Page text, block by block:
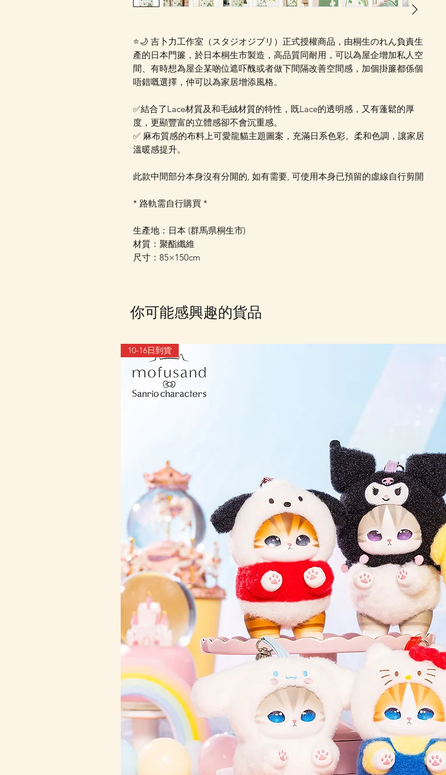
⭐🌙 吉卜力工作室（スタジオジブリ）正式授權商品，由桐生のれん負責生
產的日本門簾，於日本桐生市製造，高品質同耐用，可以為屋企增加私人空
間、有時想為屋企某啲位遮吓醜或者做下間隔改善空間感，加個掛簾都係個
唔錯嘅選擇，仲可以為家居增添風格。
✅結合了Lace材質及和毛絨材質的特性，既Lace的透明感，又有蓬鬆的厚
度，更顯豐富的立體感卻不會沉重感。
✅ 麻布質感的布料上可愛龍貓主題圖案，充滿日系色彩。柔和色調，讓家居
溫暖感提升。
此款中間部分本身沒有分閞的, 如有需要, 可使用本身已預留的虛線自行剪開
* 路軌需自行購買 *
生產地：日本 (群馬県桐生市)
材質：聚酯纖維
尺寸：85×150cm
你可能感興趣的貨品
10-16日到貨